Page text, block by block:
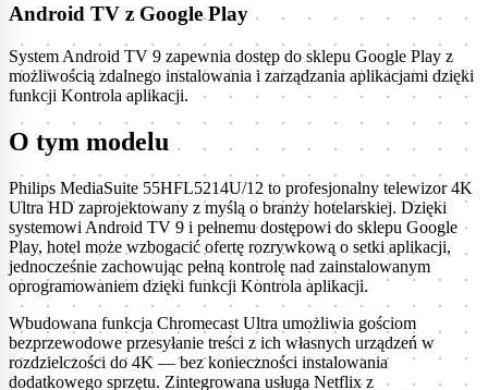
Android TV z Google Play
System Android TV 9 zapewnia dostęp do sklepu Google Play z
możliwością zdalnego instalowania i zarządzania aplikacjami dzięki
funkcji Kontrola aplikacji.
O tym modelu
Philips MediaSuite 55HFL5214U/12 to profesjonalny telewizor 4K
Ultra HD zaprojektowany z myślą o branży hotelarskiej. Dzięki
systemowi Android TV 9 i pełnemu dostępowi do sklepu Google
Play, hotel może wzbogacić ofertę rozrywkową o setki aplikacji,
jednocześnie zachowując pełną kontrolę nad zainstalowanym
oprogramowaniem dzięki funkcji Kontrola aplikacji.
Wbudowana funkcja Chromecast Ultra umożliwia gościom
bezprzewodowe przesyłanie treści z ich własnych urządzeń w
rozdzielczości do 4K — bez konieczności instalowania
dodatkowego sprzętu. Zintegrowana usługa Netflix z